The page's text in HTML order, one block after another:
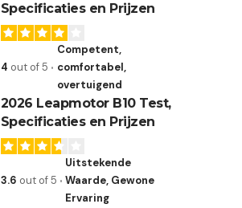
Specificaties en Prijzen
4 out of 5
Competent,
comfortabel,
overtuigend
2026 Leapmotor B10 Test,
Specificaties en Prijzen
3.6 out of 5
Uitstekende
Waarde, Gewone
Ervaring